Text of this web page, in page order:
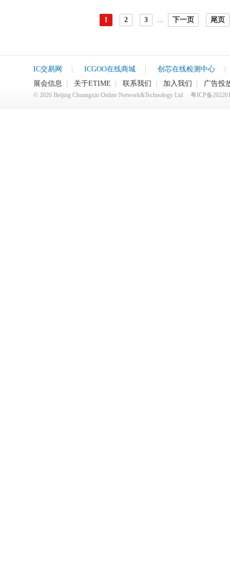
1 2 3 ... 下一页 尾页
IC交易网 ICGOO在线商城 创芯在线检测中心
展会信息
关于ETIME 联系我们 加入我们 广告投
© 2026 Beijing Chuangxin Online Network&Technology Ltd 粤ICP备